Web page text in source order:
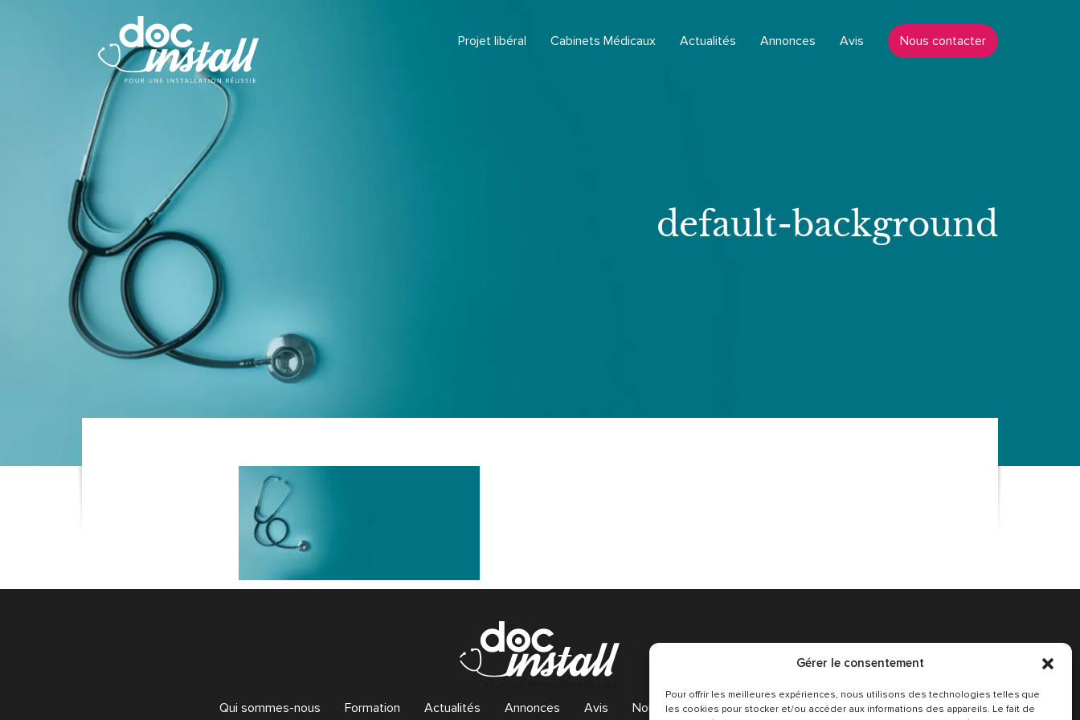
Gérer le consentement
Pour offrir les meilleures expériences, nous utilisons des technologies telles que
les cookies pour stocker et/ou accéder aux informations des appareils. Le fait de
Projet libéral Cabinets Médicaux Actualités Annonces Avis Nous contacter
default-background
Qui sommes-nous Formation Actualités Annonces Avis Nous contacter Conditions Générales